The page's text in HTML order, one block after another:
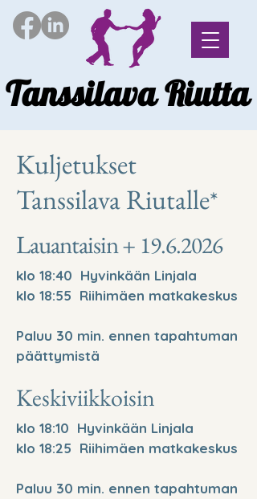
Tanssilava Riutta
Tanssilava Riutta
Kuljetukset
Tanssilava Riutalle*
Lauantaisin+ 19.6.2026
klo 18:40 Hyvinkään Linjala
klo 18:55 Riihimäen matkakeskus
Paluu 30 min. ennen tapahtuman
päättymistä
Keskiviikkoisin
klo 18:10 Hyvinkään Linjala
klo 18:25 Riihimäen matkakeskus
Paluu 30 min. ennen tapahtuman